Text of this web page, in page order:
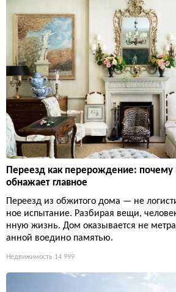
Переезд как перерождение:
обнажает главное
Переезд из обжитого дома — не
ное испытание. Разбирая вещи,
нную жизнь. Дом оказывается не
анной воедино памятью.
Недвижимость 14 999